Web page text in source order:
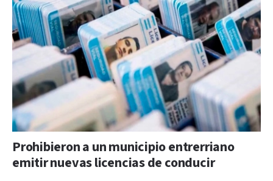
Prohibieron a un municipio entrerriano
emitir nuevas licencias de conducir